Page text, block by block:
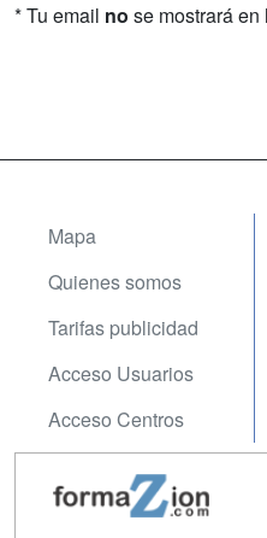
* Tu email no se mostrará en
Mapa
Quienes somos
Tarifas publicidad
Acceso Usuarios
Acceso Centros
Contactar